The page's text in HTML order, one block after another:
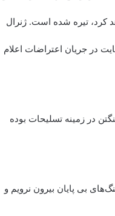
کرد، تیره شده است. ژنرال
در جریان اعتراضات اعلام
در زمینه تسلیحات بوده
بی پایان بیرون نرویم و